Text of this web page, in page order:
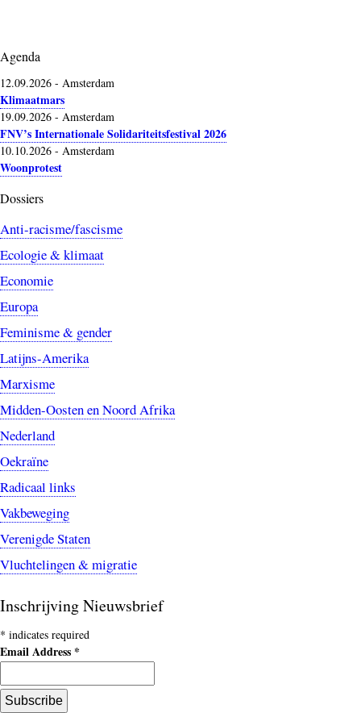
Agenda
12.09.2026 - Amsterdam
Klimaatmars
19.09.2026 - Amsterdam
FNV’s Internationale Solidariteitsfestival 2026
10.10.2026 - Amsterdam
Woonprotest
Dossiers
Anti-racisme/fascisme
Ecologie & klimaat
Economie
Europa
Feminisme & gender
Latijns-Amerika
Marxisme
Midden-Oosten en Noord Afrika
Nederland
Oekraïne
Radicaal links
Vakbeweging
Verenigde Staten
Vluchtelingen & migratie
Inschrijving Nieuwsbrief
* indicates required
Email Address *